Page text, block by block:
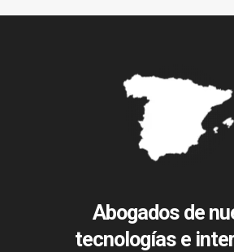
Abogados de
tecnologías e